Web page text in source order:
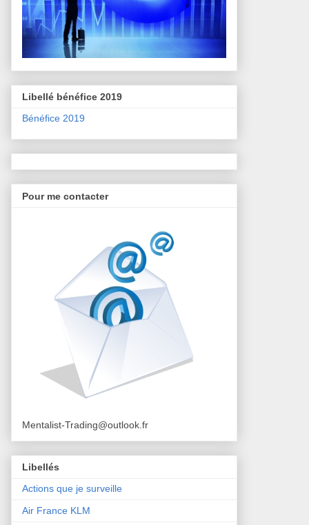
Libellé bénéfice 2019
Bénéfice 2019
Pour me contacter
Mentalist-Trading@outlook.fr
Libellés
Actions que je surveille
Air France KLM